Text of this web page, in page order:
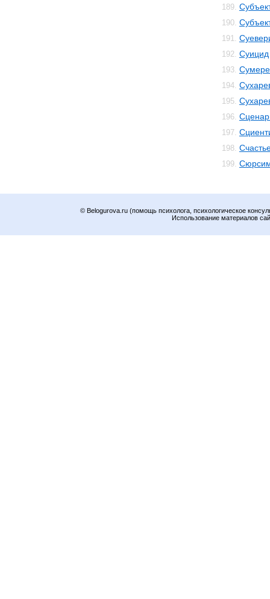
189.
190.
191.
192. Суицид
193.
194.
195.
196.
197.
198.
199.
© Belogurova.ru (помощь психолога, психологическое
Использование материалов